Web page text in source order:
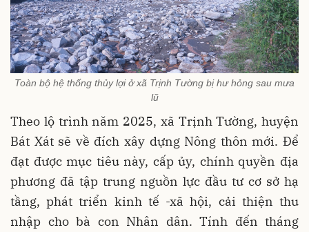
Toàn bộ hệ thống thủy lợi ở xã Trịnh Tường bị hư hỏng sau mưa
lũ
Theo lộ trình năm 2025, xã Trịnh Tường, huyện
Bát Xát sẽ về đích xây dựng Nông thôn mới. Để
đạt được mục tiêu này, cấp ủy, chính quyền địa
phương đã tập trung nguồn lực đầu tư cơ sở hạ
tầng, phát triển kinh tế -xã hội, cải thiện thu
nhập cho bà con Nhân dân. Tính đến tháng